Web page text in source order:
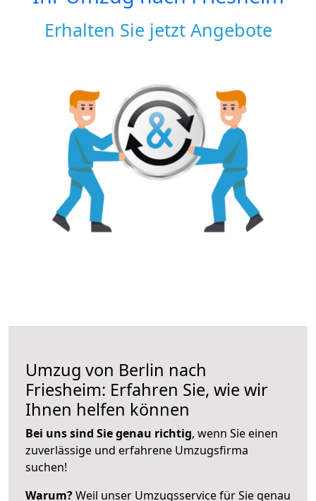
Erhalten Sie jetzt Angebote
Umzug von Berlin nach
Friesheim: Erfahren Sie, wie wir
Ihnen helfen können
Bei uns sind Sie genau richtig, wenn Sie einen
zuverlässige und erfahrene Umzugsfirma
suchen!
Warum?Weil unser Umzugsservice für Sie genau